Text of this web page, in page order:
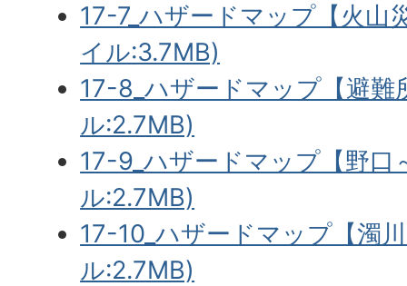
17-7_ハザードマップ【火山
イル:3.7MB)
17-8_ハザードマップ【避難
ル:2.7MB)
17-9_ハザードマップ【野口
ル:2.7MB)
17-10_ハザードマップ【濁
ル:2.7MB)